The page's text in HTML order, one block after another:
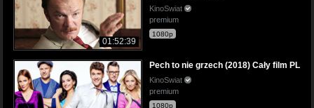
01:52:39
KinoSwiat
premium
1080p
Pech to nie grzech (2018) Cały film PL
KinoSwiat
premium
1080p